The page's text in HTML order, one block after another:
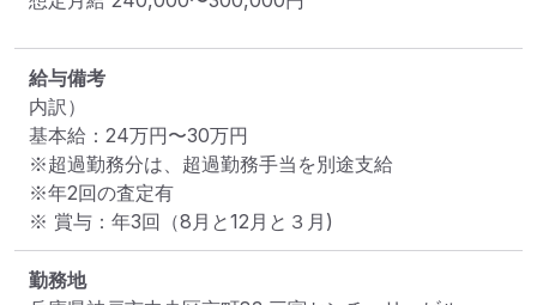
給与備考
内訳）
基本給：24万円〜30万円
※超過勤務分は、超過勤務手当を別途支給
※年2回の査定有
※ 賞与：年3回（8月と12月と３月)
勤務地